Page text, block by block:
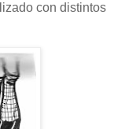
con distintos